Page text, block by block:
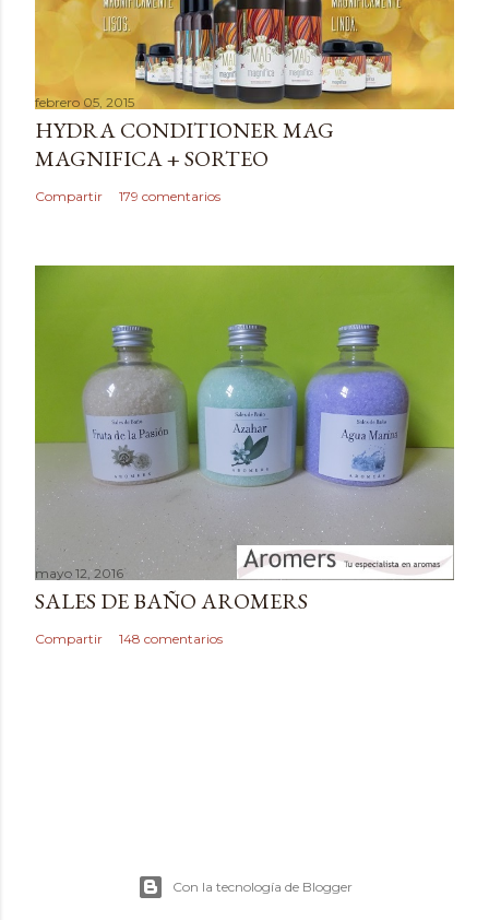
a
r
u
n
c
o
febrero 05, 2015
HYDRA CONDITIONER MAG
MAGNIFICA + SORTEO
Compartir 179 comentarios
mayo 12, 2016
SALES DE BAÑO AROMERS
Compartir 148 comentarios
Con la tecnología de Blogger